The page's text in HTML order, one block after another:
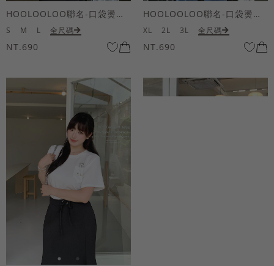
HOOLOOLOO聯名-口袋燙金KUKU熊短袖上衣
S M L 全尺碼
NT.690
HOOLOOLOO聯名-口袋燙金KUKU熊短袖上衣
XL 2L 3L 全尺碼
NT.690